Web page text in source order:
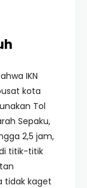
IKN
kota
Tol
Sepaku,
2,5 jam,
titik-titik
tidak kaget